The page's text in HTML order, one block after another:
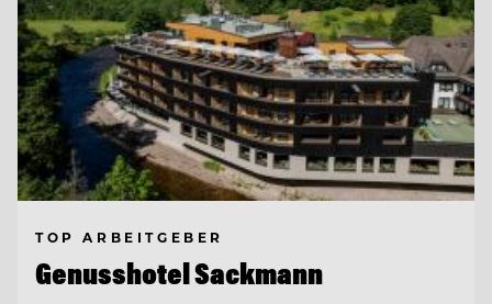
TOP ARBEITGEBER
Genusshotel Sackmann